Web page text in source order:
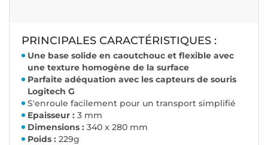
PRINCIPALES CARACTÉRISTIQUES :
Une base solide en caoutchouc et flexible avec
une texture homogène de la surface
Parfaite adéquation avec les capteurs de souris
Logitech G
S'enroule facilement pour un transport simplifié
Epaisseur : 3 mm
Dimensions : 340 x 280 mm
Poids : 229g